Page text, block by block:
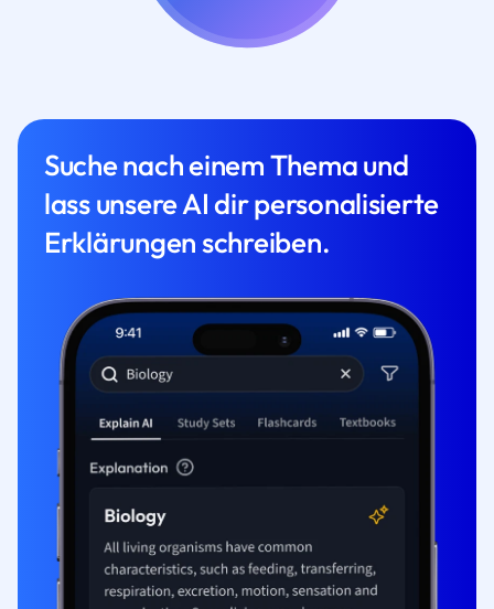
Suche nach einem Thema und
lass unsere AI dir personalisierte
Erklärungen schreiben.